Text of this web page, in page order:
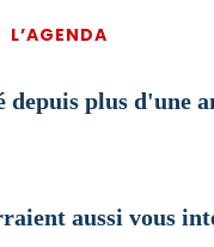
L’AGENDA
depuis plus d'une
aussi vous